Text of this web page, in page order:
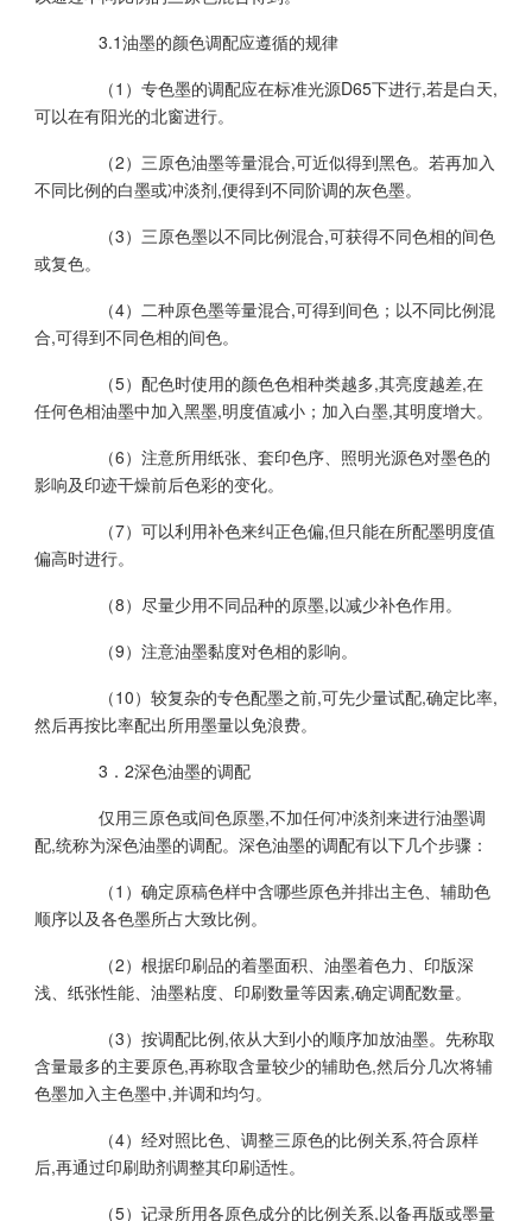
3.1油墨的颜色调配应遵循的规律
（1）专色墨的调配应在标准光源D65下进行,若是白天,
可以在有阳光的北窗进行。
（2）三原色油墨等量混合,可近似得到黑色。若再加入
不同比例的白墨或冲淡剂,便得到不同阶调的灰色墨。
（3）三原色墨以不同比例混合,可获得不同色相的间色
或复色。
（4）二种原色墨等量混合,可得到间色；以不同比例混
合,可得到不同色相的间色。
（5）配色时使用的颜色色相种类越多,其亮度越差,在
任何色相油墨中加入黑墨,明度值减小；加入白墨,其明度增大。
（6）注意所用纸张、套印色序、照明光源色对墨色的
影响及印迹干燥前后色彩的变化。
（7）可以利用补色来纠正色偏,但只能在所配墨明度值
偏高时进行。
（8）尽量少用不同品种的原墨,以减少补色作用。
（9）注意油墨黏度对色相的影响。
（10）较复杂的专色配墨之前,可先少量试配,确定比率,
然后再按比率配出所用墨量以免浪费。
3．2深色油墨的调配
仅用三原色或间色原墨,不加任何冲淡剂来进行油墨调
配,统称为深色油墨的调配。深色油墨的调配有以下几个步骤：
（1）确定原稿色样中含哪些原色并排出主色、辅助色
顺序以及各色墨所占大致比例。
（2）根据印刷品的着墨面积、油墨着色力、印版深
浅、纸张性能、油墨粘度、印刷数量等因素,确定调配数量。
（3）按调配比例,依从大到小的顺序加放油墨。先称取
含量最多的主要原色,再称取含量较少的辅助色,然后分几次将辅
色墨加入主色墨中,并调和均匀。
（4）经对照比色、调整三原色的比例关系,符合原样
后,再通过印刷助剂调整其印刷适性。
（5）记录所用各原色成分的比例关系,以备再版或墨量